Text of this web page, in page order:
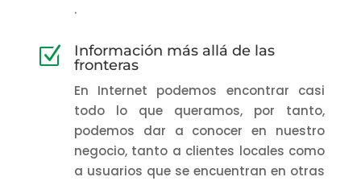
.
Z
Información más allá de las
fronteras
En Internet podemos encontrar casi
todo lo que queramos, por tanto,
podemos dar a conocer en nuestro
negocio, tanto a clientes locales como
a usuarios que se encuentran en otras